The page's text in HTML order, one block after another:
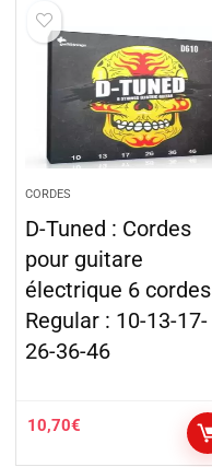
CORDES
D-Tuned : Cordes
pour guitare
électrique 6 cordes
Regular : 10-13-17-
26-36-46
10,70€